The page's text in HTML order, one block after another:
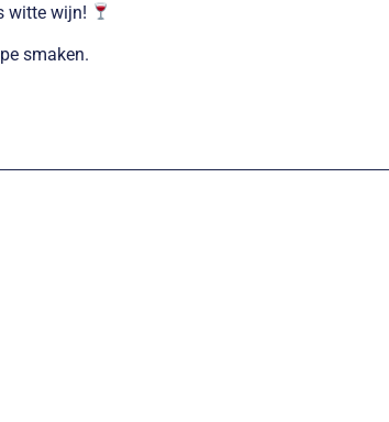
witte wijn!
smaken.